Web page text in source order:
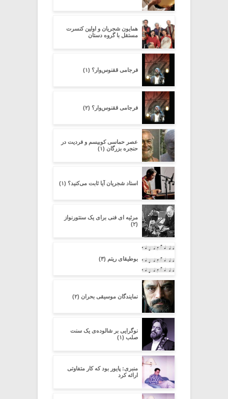
همایون شجریان و اولین کنسرت
مستقل با گروه دستان
فرجامی ققنوس‌وار؟ (۱)
فرجامی ققنوس‌وار؟ (۲)
عصر حماسی کوبیسم و فردیت در
حنجره بزرگان (۱)
استاد شجریان آیا ثابت می‌کنید؟ (۱)
مرثیه ای فنی برای یک سنتورنواز
(۲)
بوطیقای ریتم (۳)
نمایندگان موسیقی بحران (۲)
نوگرایی بر شالوده‌ی یک سنت
صلب (۱)
منبری: پایور بود که کار متفاوتی
ارائه کرد